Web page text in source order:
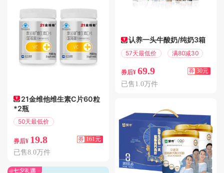
21金维他维生素C片60粒
*2瓶
50天最低价
券后¥ 19.8 券 161元
已售8.0万件
认养一头牛酸奶/纯奶3箱
57天最低价 满80减30
券后¥ 69.9 券 30元
已售1.0万件